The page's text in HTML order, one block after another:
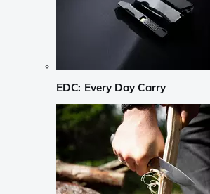
EDC: Every Day Carry